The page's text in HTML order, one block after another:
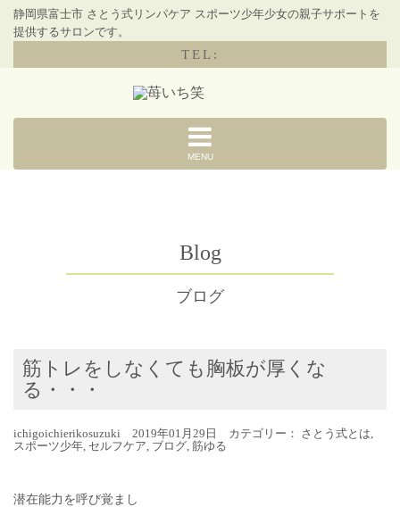
静岡県富士市 さとう式リンパケア スポーツ少年少女の親子サポートを
提供するサロンです。
TEL:
MENU
Blog
ブログ
筋トレをしなくても胸板が厚くな
る・・・
ichigoichierikosuzuki 2019年01月29日 カテゴリー： さとう式とは,
スポーツ少年, セルフケア, ブログ, 筋ゆる
潜在能力を呼び覚まし